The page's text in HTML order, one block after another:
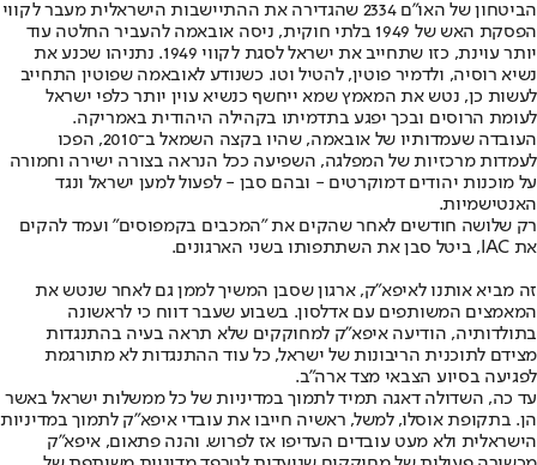
הביטחון של האו"ם 2334 שהגדירה את ההתיישבות הישראלית מעבר לקווי
הפסקת האש של 1949 בלתי חוקית, ניסה אובאמה להעביר החלטה עוד
יותר עוינת, כזו שתחייב את ישראל לסגת לקווי 1949. נתניהו שכנע את
נשיא רוסיה, ולדמיר פוטין, להטיל וטו. כשנודע לאובאמה שפוטין התחייב
לעשות כן, נטש את המאמץ שמא ייחשף כנשיא עוין יותר כלפי ישראל
לעומת הרוסים ובכך יפגע בתדמיתו בקהילה היהודית באמריקה.
העובדה שעמדותיו של אובאמה, שהיו בקצה השמאל ב־2010, הפכו
לעמדות מרכזיות של המפלגה, השפיעה ככל הנראה בצורה ישירה וחמורה
על מוכנות יהודים דמוקרטים - ובהם סבן - לפעול למען ישראל ונגד
האנטישמיות.
רק שלושה חודשים לאחר שהקים את "המכבים בקמפוסים" ועמד להקים
את IAC, ביטל סבן את השתתפותו בשני הארגונים.
זה מביא אותנו לאיפא"ק, ארגון שסבן המשיך לממן גם לאחר שנטש את
המאמצים המשותפים עם אדלסון. בשבוע שעבר דווח כי לראשונה
בתולדותיה, הודיעה איפא"ק למחוקקים שלא תראה בעיה בהתנגדות
מצידם לתוכנית הריבונות של ישראל, כל עוד ההתנגדות לא מתורגמת
לפגיעה בסיוע הצבאי מצד ארה"ב.
עד כה, השדולה דאגה תמיד לתמוך במדיניות של כל ממשלות ישראל באשר
הן. בתקופת אוסלו, למשל, ראשיה חייבו את עובדי איפא"ק לתמוך במדיניות
הישראלית ולא מעט עובדים העדיפו אז לפרוש. והנה פתאום, איפא"ק